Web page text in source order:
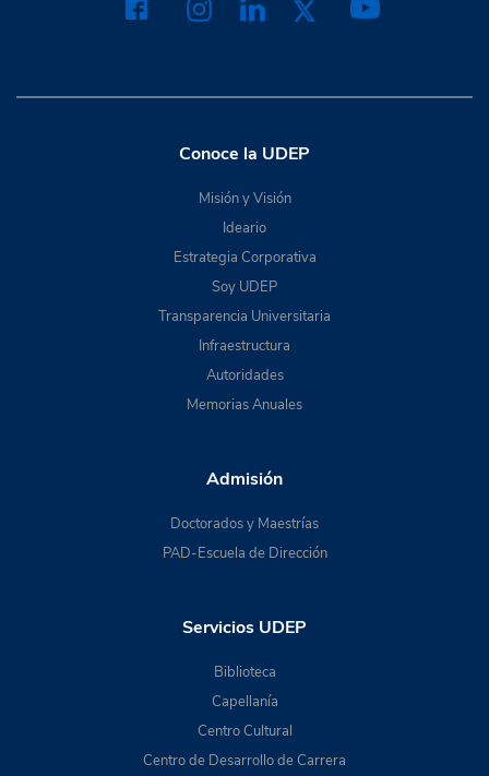
Conoce la UDEP
Misión y Visión
Ideario
Estrategia Corporativa
Soy UDEP
Transparencia Universitaria
Infraestructura
Autoridades
Memorias Anuales
Admisión
Doctorados y Maestrías
PAD-Escuela de Dirección
Servicios UDEP
Biblioteca
Capellanía
Centro Cultural
Centro de Desarrollo de Carrera